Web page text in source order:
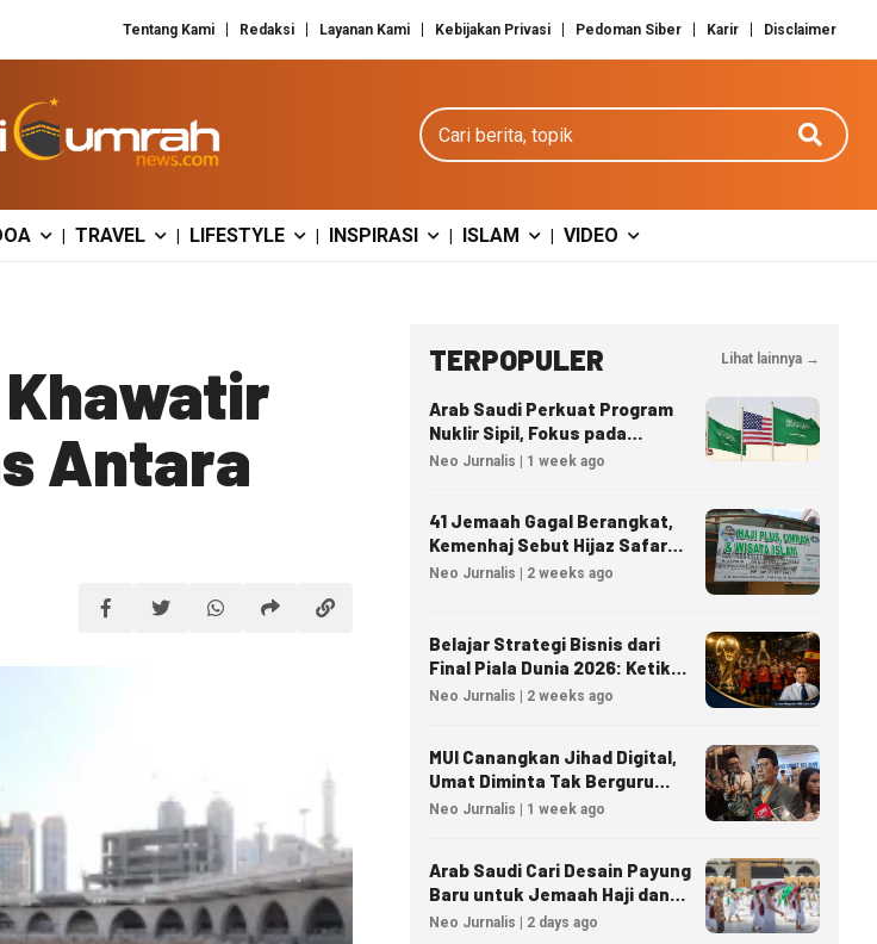
Tentang Kami Redaksi Layanan Kami Kebijakan Privasi Pedoman Siber Karir Disclaimer
Cari berita
| TRAVEL | LIFESTYLE | INSPIRASI | ISLAM | VIDEO
Khawatir
Antara
TERPOPULER Lihat lainnya →
Arab Saudi Perkuat Program
Nuklir Sipil, Fokus pada
Transfer Teknologi dan
Neo Jurnalis | 1 week ago
41 Jemaah Gagal Berangkat,
Kemenhaj Sebut Hijaz Safar
Tidak Masuk Daftar Resmi
Neo Jurnalis | 2 weeks ago
Belajar Strategi Bisnis dari
Final Piala Dunia 2026: Ketika
Taktik Sepak Bola Menjadi
Neo Jurnalis | 2 weeks ago
MUI Canangkan Jihad Digital,
Umat Diminta Tak Berguru
Agama Lewat AI
Neo Jurnalis | 1 week ago
Arab Saudi Cari Desain Payung
Baru untuk Jemaah Haji dan
Umrah
Neo Jurnalis | 2 days ago